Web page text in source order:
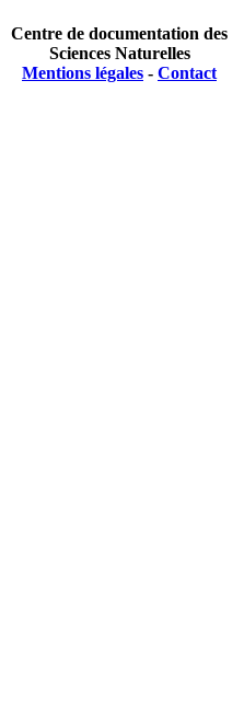
Centre de documentation des
Sciences Naturelles
Mentions légales - Contact